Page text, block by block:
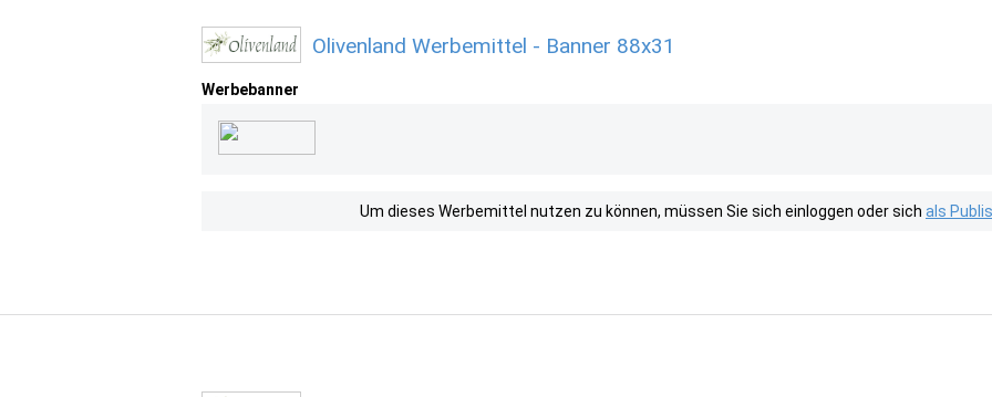
Olivenland Werbemittel - Banner 88x31
Werbebanner
Um dieses Werbemittel nutzen zu können, müssen Sie sich einloggen oder sich als